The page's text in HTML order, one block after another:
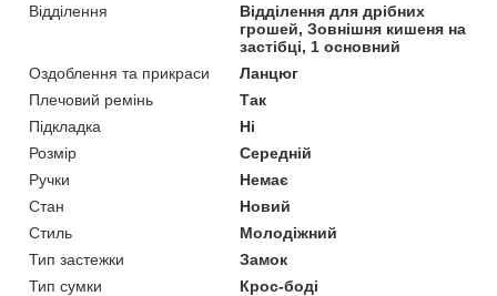
Відділення
Відділення для дрібних
грошей, Зовнішня кишеня на
застібці, 1 основний
Оздоблення та прикраси
Ланцюг
Плечовий ремінь
Так
Підкладка
Ні
Розмір
Середній
Ручки
Немає
Стан
Новий
Стиль
Молодіжний
Тип застежки
Замок
Тип сумки
Крос-боді